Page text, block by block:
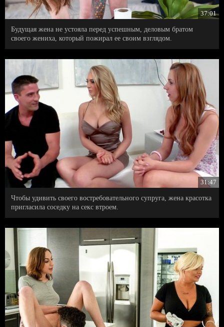
37:01
Будущая жена не устояла перед успешным, деловым братом
своего жениха, который пожирал ее своим взглядом.
31:47
Чтобы удивить своего востребовательного супруга, жена красотка
пригласила соседку на секс втроем.